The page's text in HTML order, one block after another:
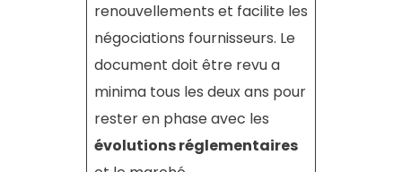
renouvellements et facilite les
négociations fournisseurs. Le
document doit être revu a
minima tous les deux ans pour
rester en phase avec les
évolutions réglementaires